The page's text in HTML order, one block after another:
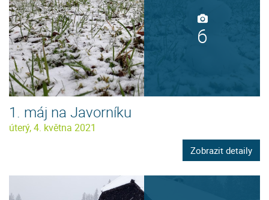
6
1. máj na Javorníku
úterý, 4. května 2021
Zobrazit detaily